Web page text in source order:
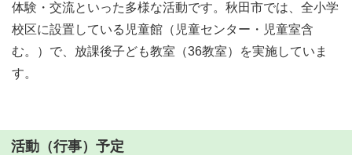
体験・交流といった多様な活動です。秋田市では、全小学
校区に設置している児童館（児童センター・児童室含
む。）で、放課後子ども教室（36教室）を実施していま
す。
活動（行事）予定